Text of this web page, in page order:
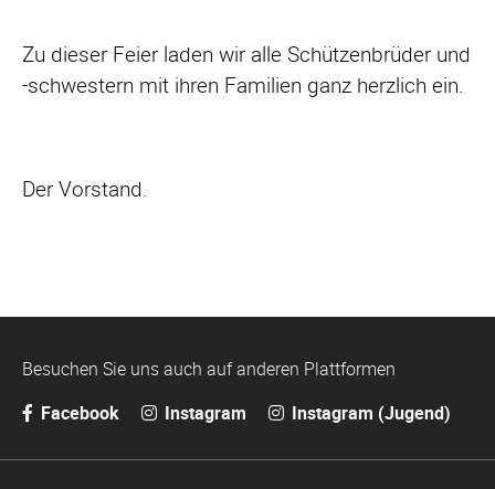
Zu dieser Feier laden wir alle Schützenbrüder und
-schwestern mit ihren Familien ganz herzlich ein.
Der Vorstand.
Besuchen Sie uns auch auf anderen Plattformen
Facebook
Instagram Instagram (Jugend)